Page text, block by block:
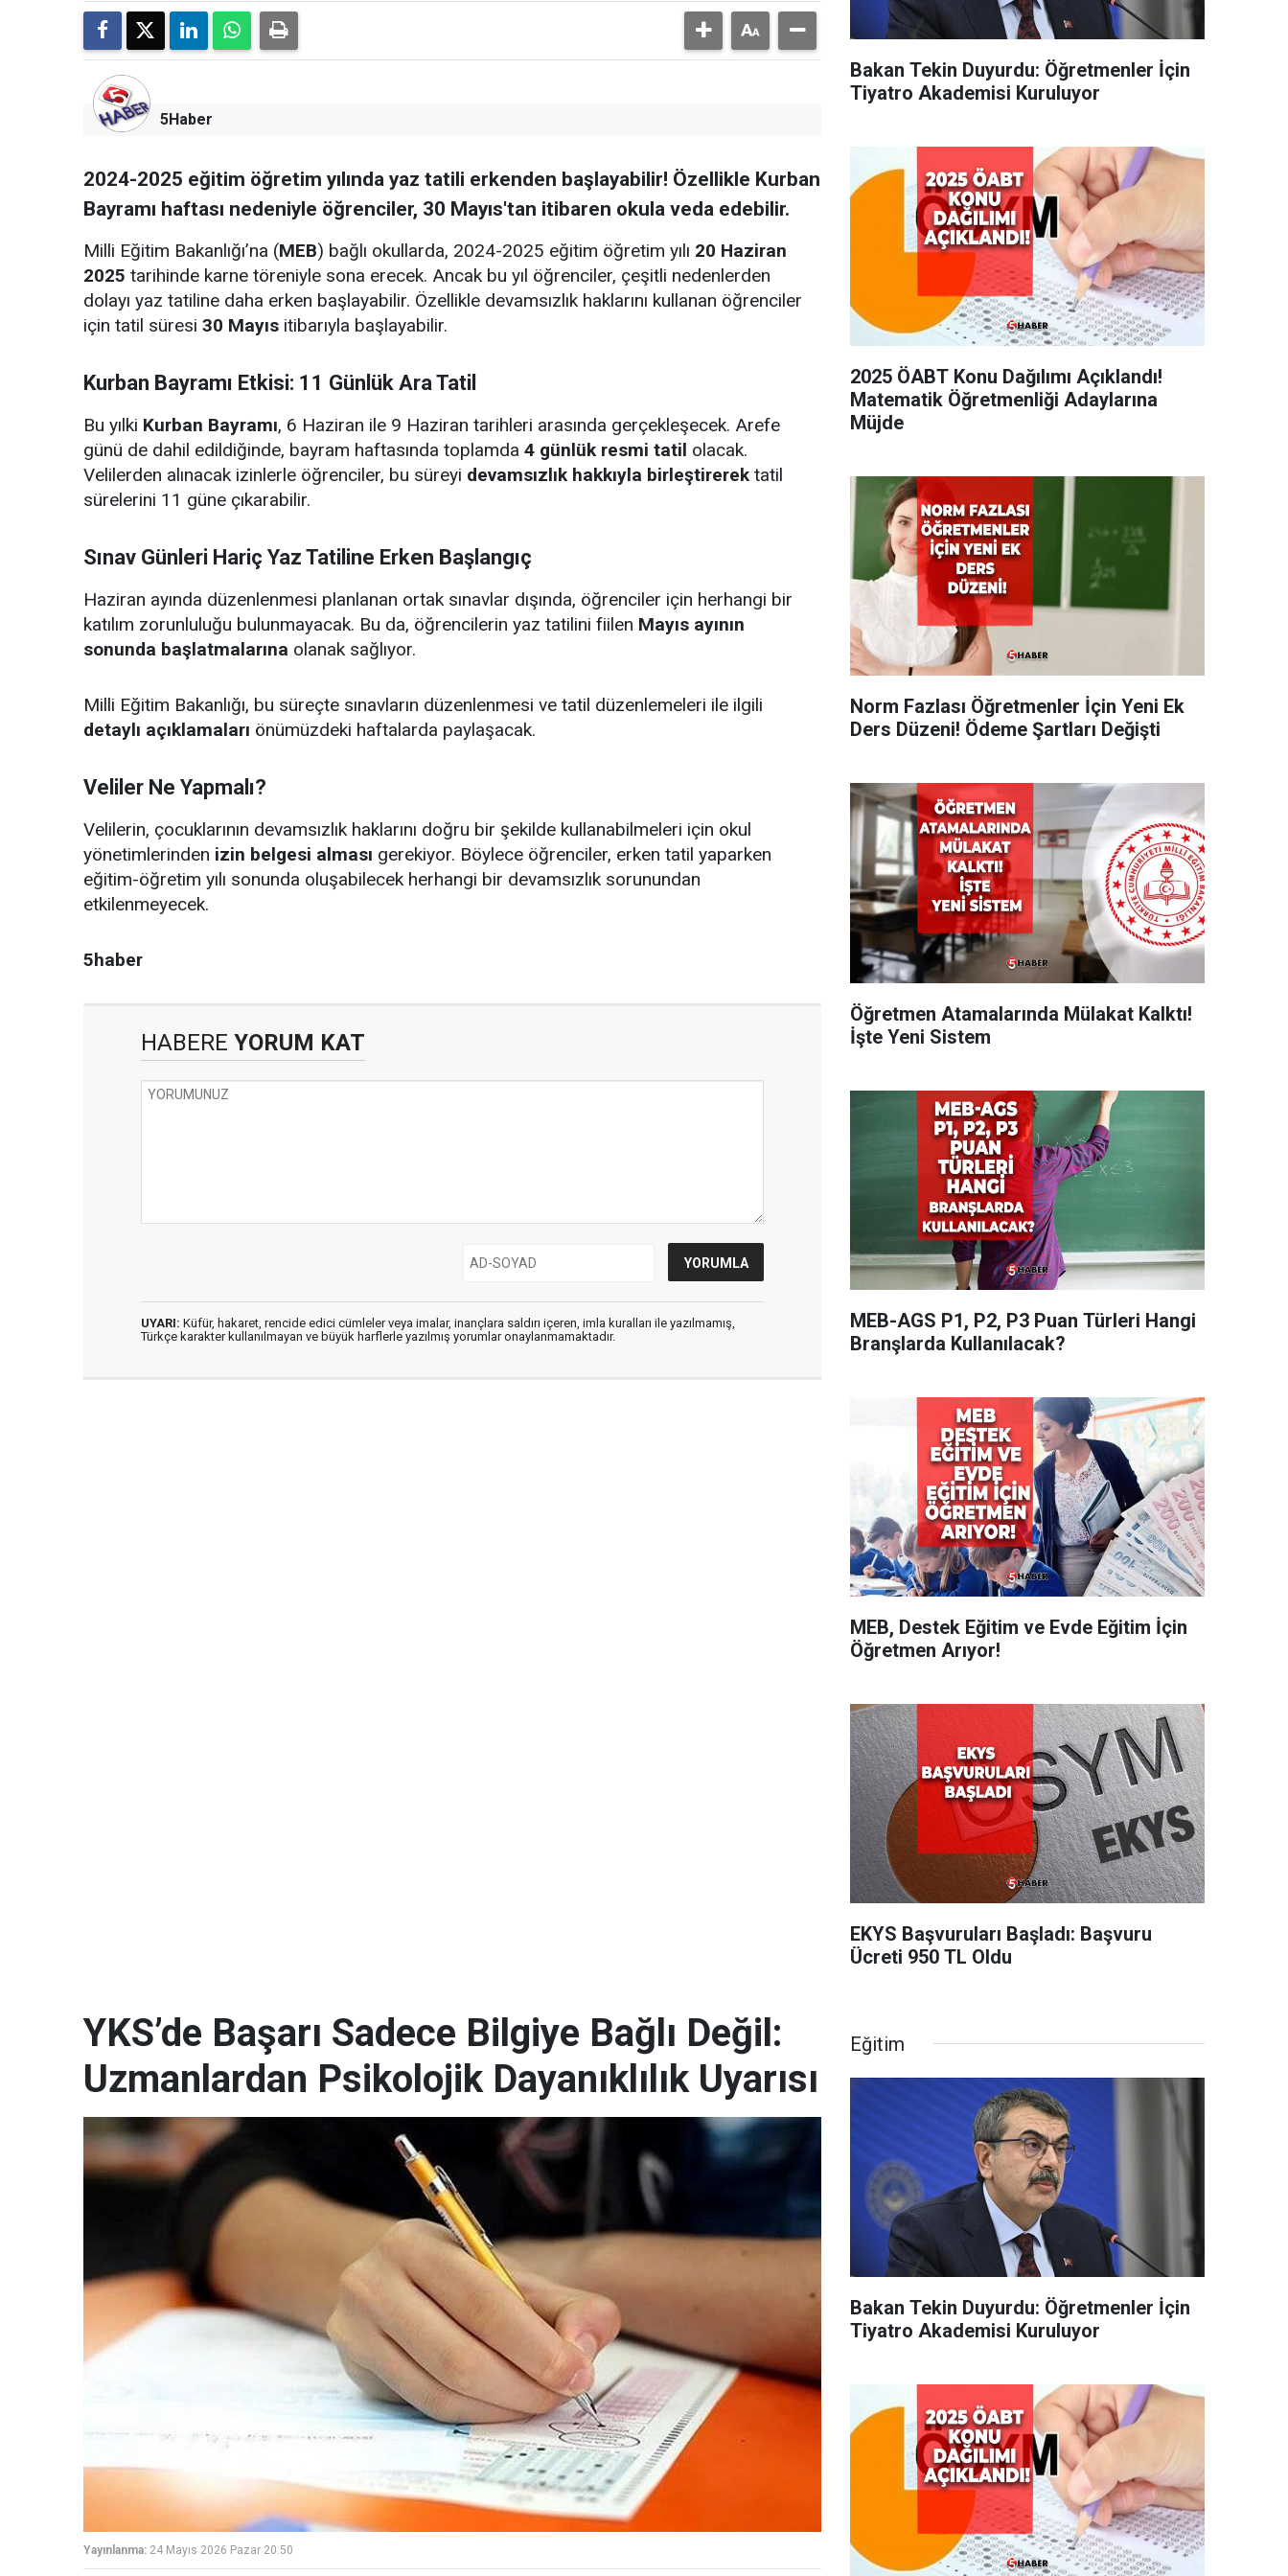
5Haber
2024-2025 eğitim öğretim yılında yaz tatili erkenden başlayabilir! Özellikle Kurban
Bayramı haftası nedeniyle öğrenciler, 30 Mayıs'tan itibaren okula veda edebilir.
Milli Eğitim Bakanlığı’na (MEB) bağlı okullarda, 2024-2025 eğitim öğretim yılı 20 Haziran
2025 tarihinde karne töreniyle sona erecek. Ancak bu yıl öğrenciler, çeşitli nedenlerden
dolayı yaz tatiline daha erken başlayabilir. Özellikle devamsızlık haklarını kullanan öğrenciler
için tatil süresi 30 Mayıs itibarıyla başlayabilir.
Kurban Bayramı Etkisi: 11 Günlük Ara Tatil
Bu yılki Kurban Bayramı, 6 Haziran ile 9 Haziran tarihleri arasında gerçekleşecek. Arefe
günü de dahil edildiğinde, bayram haftasında toplamda 4 günlük resmi tatil olacak.
Velilerden alınacak izinlerle öğrenciler, bu süreyi devamsızlık hakkıyla birleştirerektatil
sürelerini 11 güne çıkarabilir.
Sınav Günleri Hariç Yaz Tatiline Erken Başlangıç
Haziran ayında düzenlenmesi planlanan ortak sınavlar dışında, öğrenciler için herhangi bir
katılım zorunluluğu bulunmayacak. Bu da, öğrencilerin yaz tatilini fiilen Mayıs ayının
sonunda başlatmalarına olanak sağlıyor.
Milli Eğitim Bakanlığı, bu süreçte sınavların düzenlenmesi ve tatil düzenlemeleri ile ilgili
detaylı açıklamaları önümüzdeki haftalarda paylaşacak.
Veliler Ne Yapmalı?
Velilerin, çocuklarının devamsızlık haklarını doğru bir şekilde kullanabilmeleri için okul
yönetimlerinden izin belgesi alması gerekiyor. Böylece öğrenciler, erken tatil yaparken
eğitim-öğretim yılı sonunda oluşabilecek herhangi bir devamsızlık sorunundan
etkilenmeyecek.
5haber
HABERE YORUM KAT
UYARI: Küfür, hakaret, rencide edici cümleler veya imalar, inançlara saldırı içeren, imla kuralları ile yazılmamış,
Türkçe karakter kullanılmayan ve büyük harflerle yazılmış yorumlar onaylanmamaktadır.
Bakan Tekin Duyurdu: Öğretmenler İçin
Tiyatro Akademisi Kuruluyor
2025 ÖABT Konu Dağılımı Açıklandı!
Matematik Öğretmenliği Adaylarına
Müjde
Norm Fazlası Öğretmenler İçin Yeni Ek
Ders Düzeni! Ödeme Şartları Değişti
Öğretmen Atamalarında Mülakat Kalktı!
İşte Yeni Sistem
MEB-AGS P1, P2, P3 Puan Türleri Hangi
Branşlarda Kullanılacak?
MEB, Destek Eğitim ve Evde Eğitim İçin
Öğretmen Arıyor!
EKYS Başvuruları Başladı: Başvuru
Ücreti 950 TL Oldu
YKS’de Başarı Sadece Bilgiye Bağlı Değil:
Uzmanlardan Psikolojik Dayanıklılık Uyarısı
Yayınlanma: 24 Mayıs 2026 Pazar 20:50
Eğitim
Bakan Tekin Duyurdu: Öğretmenler İçin
Tiyatro Akademisi Kuruluyor